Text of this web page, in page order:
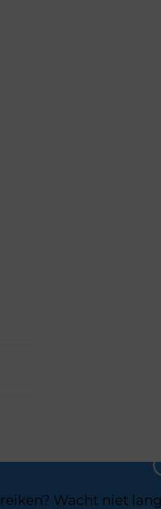
Wacht niet